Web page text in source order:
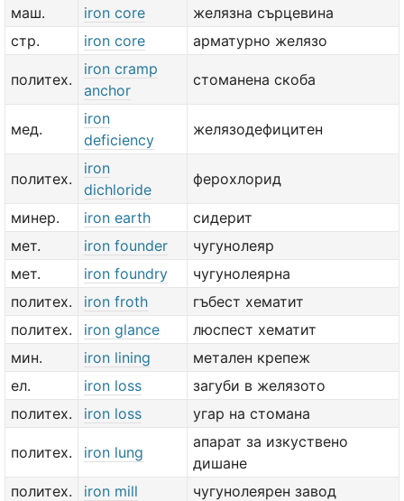
маш.
iron core
желязна сърцевина
стр.
iron core арматурно желязо
политех.
iron cramp
anchor
стоманена скоба
мед.
iron
deficiency
желязодефицитен
политех.
iron
dichloride
ферохлорид
минер. iron earth
сидерит
мет.
iron founder
чугунолеяр
мет.
iron foundry
чугунолеярна
политех.
iron froth
гъбест хематит
политех.
iron glance
люспест хематит
мин.
iron lining
метален крепеж
ел.
iron loss
загуби в желязото
политех.
iron loss угар на стомана
политех. iron lung
апарат за изкуствено
дишане
политех.
iron mill
чугунолеярен завод